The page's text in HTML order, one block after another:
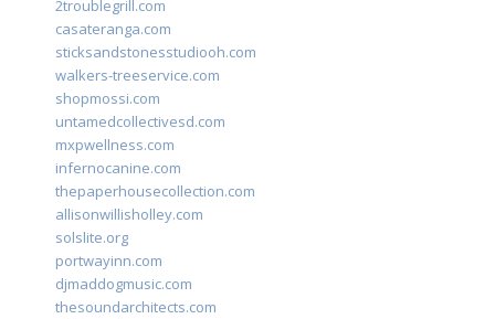
2troublegrill.com
casateranga.com
sticksandstonesstudiooh.com
walkers-treeservice.com
shopmossi.com
untamedcollectivesd.com
mxpwellness.com
infernocanine.com
thepaperhousecollection.com
allisonwillisholley.com
solslite.org
portwayinn.com
djmaddogmusic.com
thesoundarchitects.com